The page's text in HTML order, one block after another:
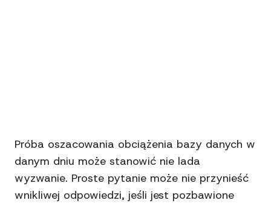
Próba oszacowania obciążenia bazy danych w
danym dniu może stanowić nie lada
wyzwanie. Proste pytanie może nie przynieść
wnikliwej odpowiedzi, jeśli jest pozbawione